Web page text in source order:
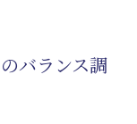
バランス調